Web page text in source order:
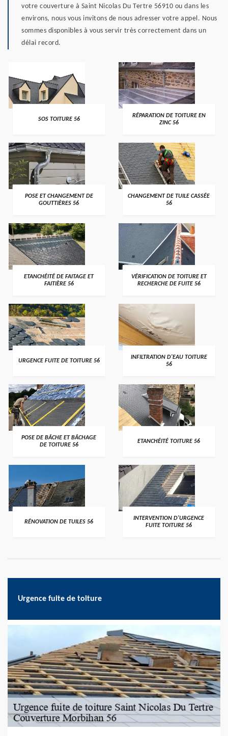
votre couverture à Saint Nicolas Du Tertre 56910 ou dans les
environs, nous vous invitons de nous adresser votre appel. Nous
sommes disponibles à vous servir très correctement dans un
délai record.
>
SOS TOITURE 56 >
RÉPARATION DE TOITURE EN
ZINC 56
>
POSE ET CHANGEMENT DE
GOUTTIÈRES 56
>
CHANGEMENT DE TUILE CASSÉE
56
>
ETANCHÉITÉ DE FAITAGE ET
FAITIÈRE 56
>
VÉRIFICATION DE TOITURE ET
RECHERCHE DE FUITE 56
>
URGENCE FUITE DE TOITURE 56 >
INFILTRATION D'EAU TOITURE
56
>
POSE DE BÂCHE ET BÂCHAGE
DE TOITURE 56
>
ETANCHÉITÉ TOITURE 56
>
RÉNOVATION DE TUILES 56 >
INTERVENTION D'URGENCE
FUITE TOITURE 56
Urgence fuite de toiture